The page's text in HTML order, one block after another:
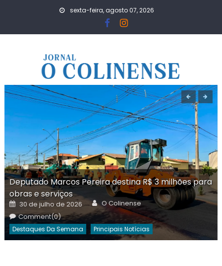
sexta-feira, agosto 07, 2026
Deputado Marcos Pereira destina R$ 3 milhões para
obras e serviços
Posted
on
30 de julho de 2026 Author
O Colinense
Comment(0)
Destaques Da Semana Principais Notícias